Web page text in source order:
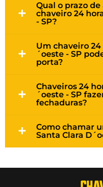
Qual o prazo
chaveiro 24
- SP?
Um chaveiro 24
´oeste - SP
porta?
Chaveiros 24
´oeste - SP
fechaduras?
Como chamar
Santa Clara